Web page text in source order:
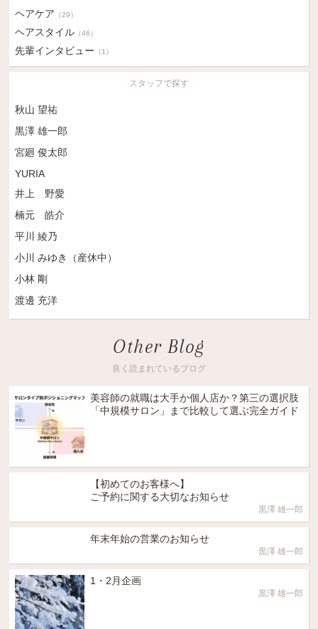
ヘアケア （29）
ヘアスタイル （46）
先輩インタビュー （1）
スタッフで探す
秋山 望祐
黒澤 雄一郎
宮廻 俊太郎
YURIA
井上 野愛
楠元 皓介
平川 綾乃
小川 みゆき（産休中）
小林 剛
渡邊 充洋
Other Blog
良く読まれているブログ
美容師の就職は大手か個人店か？第三の選択肢
「中規模サロン」まで比較して選ぶ完全ガイド
【初めてのお客様へ】
ご予約に関する大切なお知らせ
黒澤 雄一郎
年末年始の営業のお知らせ
黒澤 雄一郎
1・2月企画
黒澤 雄一郎